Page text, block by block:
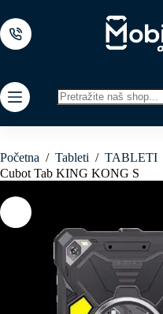
to
content
results
Početna / Tableti / TABLETI
Cubot Tab KING KONG S